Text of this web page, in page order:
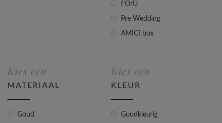
f'OrU
Pre Wedding
AMICI box
Kies een
MATERIAAL
Goud
Kies een
KLEUR
Goudkleurig